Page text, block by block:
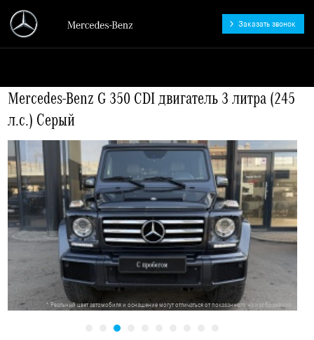
АВАНГАРД - официальный
Заказать звонок
Mercedes-Benz G 350 CDI двигатель 3 литра (245
л.с.) Серый
* Реальный цвет автомобиля и оснащение могут отличаться от показанного на изображении.